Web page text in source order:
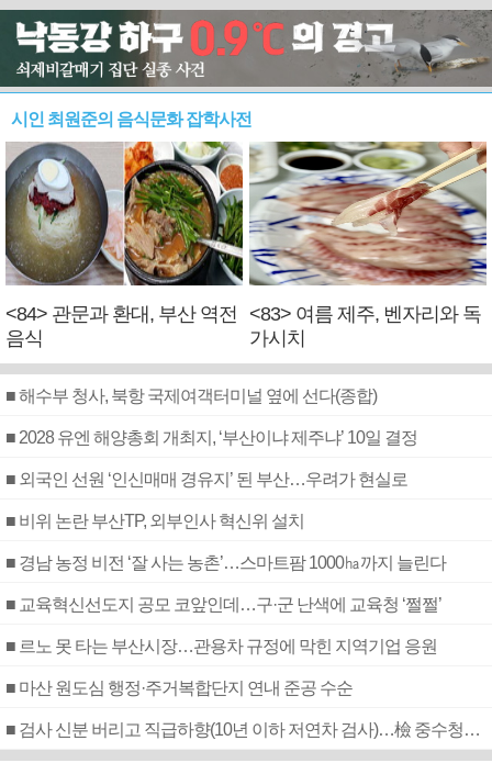
시인 최원준의 음식문화 잡학사전
<84> 관문과 환대, 부산 역전
음식
<83> 여름 제주, 벤자리와 독
가시치
■ 해수부 청사, 북항 국제여객터미널 옆에 선다(종합)
■ 2028 유엔 해양총회 개최지, ‘부산이냐 제주냐’ 10일 결정
■ 외국인 선원 ‘인신매매 경유지’ 된 부산…우려가 현실로
■ 비위 논란 부산TP, 외부인사 혁신위 설치
■ 경남 농정 비전 ‘잘 사는 농촌’…스마트팜 1000㏊까지 늘린다
■ 교육혁신선도지 공모 코앞인데…구·군 난색에 교육청 ‘쩔쩔’
■ 르노 못 타는 부산시장…관용차 규정에 막힌 지역기업 응원
■ 마산 원도심 행정·주거복합단지 연내 준공 수순
■ 검사 신분 버리고 직급하향(10년 이하 저연차 검사)…檢 중수청행 기피